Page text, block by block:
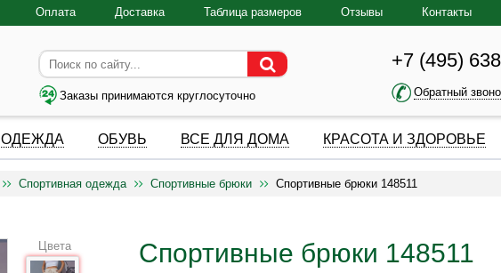
Оплата Доставка Таблица размеров Отзывы Контакты
Заказы принимаются круглосуточно
+7 (495)
Обратный
ОДЕЖДА ОБУВЬ ВСЕ ДЛЯ ДОМА КРАСОТА И ЗДОРОВЬЕ
Спортивная одежда Спортивные брюки Спортивные брюки 148511
Спортивные брюки 148511
Цвета